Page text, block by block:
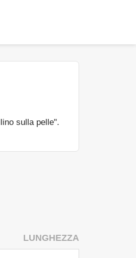
sulla pelle".
LUNGHEZZA